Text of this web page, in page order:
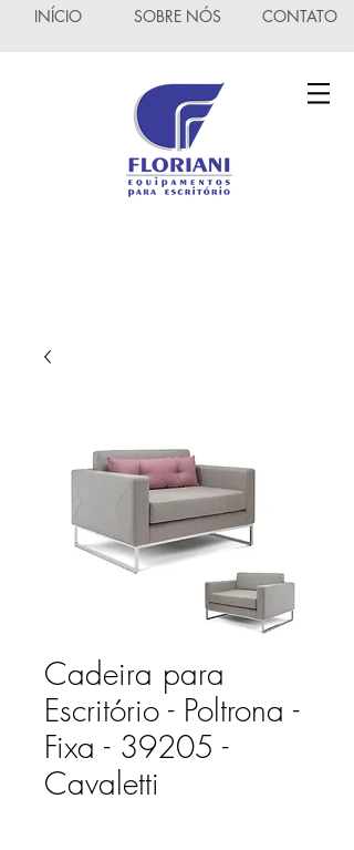
CONTATO
SOBRE NÓS
INÍCIO
Cadeira para
Escritório - Poltrona -
Fixa - 39205 -
Cavaletti